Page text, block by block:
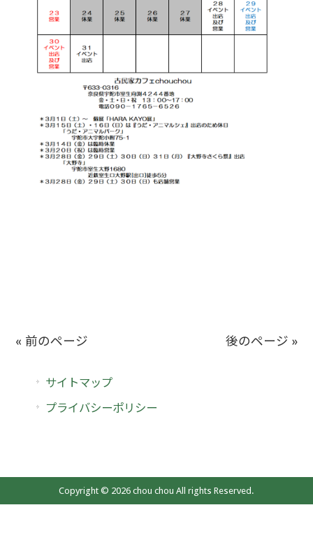
« 前のページ 後のページ »
サイトマップ
プライバシーポリシー
Copyright © 2026 chou chou All rights Reserved.